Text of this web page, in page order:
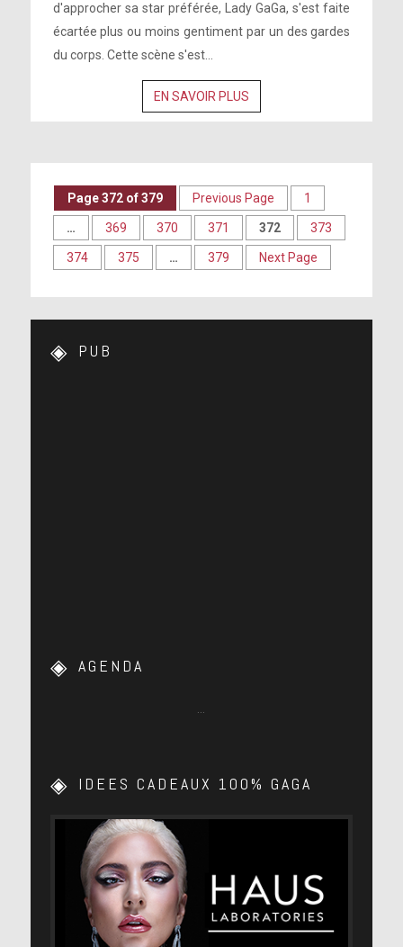
d'approcher sa star préférée, Lady GaGa, s'est faite
écartée plus ou moins gentiment par un des gardes
du corps. Cette scène s'est...
EN SAVOIR PLUS
Page 372 of 379 Previous Page 1
… 369 370 371 372 373
374 375 … 379 Next Page
PUB
AGENDA
IDEES CADEAUX 100% GAGA